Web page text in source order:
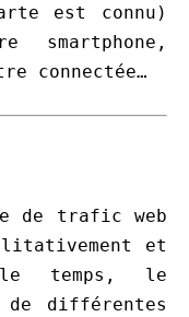
est connu)
connectée…
de trafic web
et
le temps, le
de différentes